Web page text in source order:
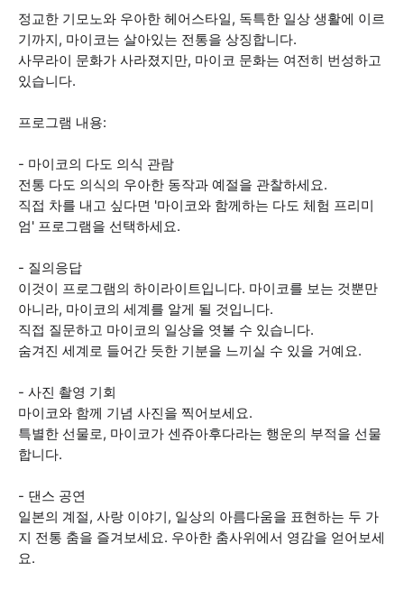
정교한 기모노와 우아한 헤어스타일, 독특한 일상 생활에 이르
기까지, 마이코는 살아있는 전통을 상징합니다.
사무라이 문화가 사라졌지만, 마이코 문화는 여전히 번성하고
있습니다.
프로그램 내용:
- 마이코의 다도 의식 관람
전통 다도 의식의 우아한 동작과 예절을 관찰하세요.
직접 차를 내고 싶다면 '마이코와 함께하는 다도 체험 프리미
엄' 프로그램을 선택하세요.
- 질의응답
이것이 프로그램의 하이라이트입니다. 마이코를 보는 것뿐만
아니라, 마이코의 세계를 알게 될 것입니다.
직접 질문하고 마이코의 일상을 엿볼 수 있습니다.
숨겨진 세계로 들어간 듯한 기분을 느끼실 수 있을 거예요.
- 사진 촬영 기회
마이코와 함께 기념 사진을 찍어보세요.
특별한 선물로, 마이코가 센쥬아후다라는 행운의 부적을 선물
합니다.
- 댄스 공연
일본의 계절, 사랑 이야기, 일상의 아름다움을 표현하는 두 가
지 전통 춤을 즐겨보세요. 우아한 춤사위에서 영감을 얻어보세
요.